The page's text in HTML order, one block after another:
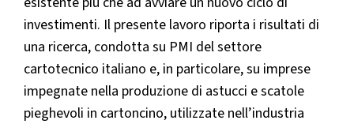
investimenti. Il presente lavoro riporta i risultati di
una ricerca, condotta su PMI del settore
cartotecnico italiano e, in particolare, su imprese
impegnate nella produzione di astucci e scatole
pieghevoli in cartoncino, utilizzate nell’industria